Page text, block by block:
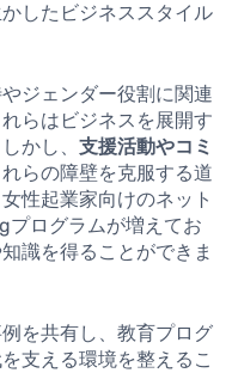
したビジネススタイル
ジェンダー役割に関連
らはビジネスを展開す
かし、 支援活動やコミ
らの障壁を克服する道
性起業家向けのネット
プログラムが増えてお
識を得ることができま
を共有し、教育プログ
支える環境を整えるこ